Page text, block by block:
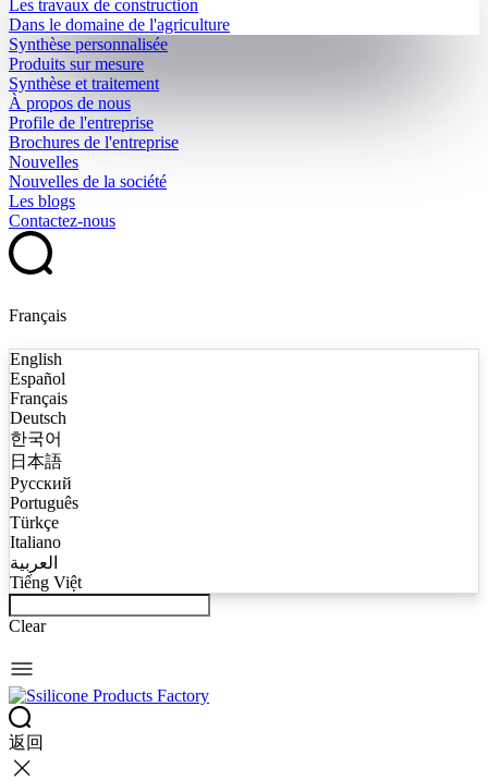
Les travaux de construction
Dans le domaine de l'agriculture
Synthèse personnalisée
Produits sur mesure
Synthèse et traitement
À propos de nous
Profile de l'entreprise
Brochures de l'entreprise
Nouvelles
Nouvelles de la société
Les blogs
Contactez-nous
Français
English
Español
Français
Deutsch
한국어
日本語
Русский
Português
Türkçe
Italiano
العربية
Tiếng Việt
Clear
返回